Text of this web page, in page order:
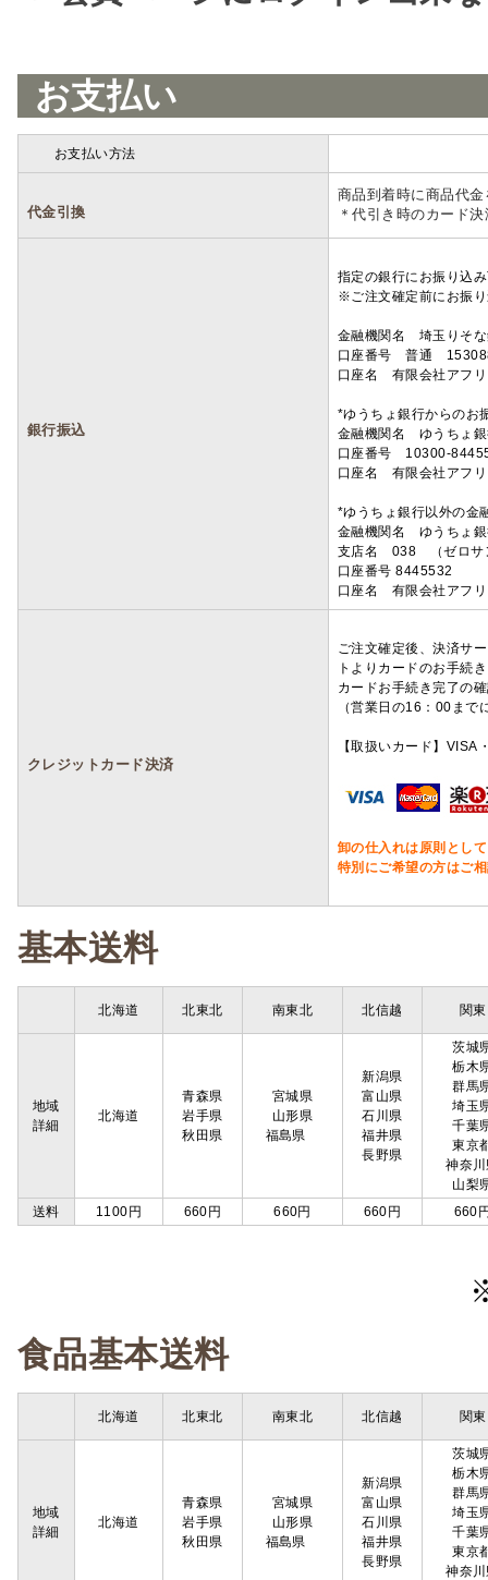
お支払い
お支払い方法
代金引換
商品到着時に商品代
＊代引き時のカード
銀行振込
指定の銀行にお振り込
※ご注文確定前にお振
金融機関名 埼玉りそ
口座番号 普通
口座名 有限会社アフ
*ゆうちょ銀行からのお
金融機関名 ゆうちょ
口座番号 10300-
口座名 有限会社アフ
*ゆうちょ銀行以外の金
金融機関名 ゆうちょ
支店名 038 （ゼロサ
口座番号 8445532
口座名 有限会社アフ
クレジットカード決済
ご注文確定後、決済サ
トよりカードのお手続
カードお手続き完了の
（営業日の16：00ま
【取扱いカード】
卸の仕入れは原則とし
特別にご希望の方はご
基本送料
北海道 北東北 南東北 北信越 関東
地域
詳細
北海道
青森県
岩手県
秋田県
宮城県
山形県
福島県
新潟県
富山県
石川県
福井県
長野県
茨城
栃木
群馬
埼玉
千葉
東京
神奈
山梨
送料
1100円 660円 660円 660円 660
食品基本送料
北海道 北東北 南東北 北信越 関東
地域
詳細
北海道
青森県
岩手県
秋田県
宮城県
山形県
福島県
新潟県
富山県
石川県
福井県
長野県
茨城
栃木
群馬
埼玉
千葉
東京
神奈